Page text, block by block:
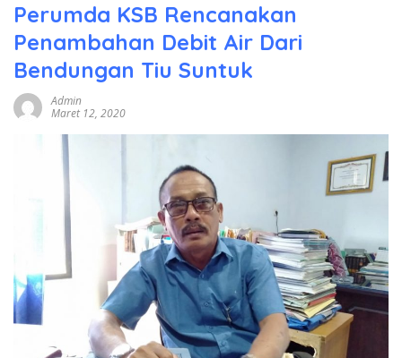
Perumda KSB Rencanakan
Penambahan Debit Air Dari
Bendungan Tiu Suntuk
Admin
Maret 12, 2020